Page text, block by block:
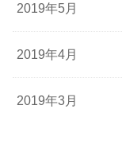
2019年5月
2019年4月
2019年3月